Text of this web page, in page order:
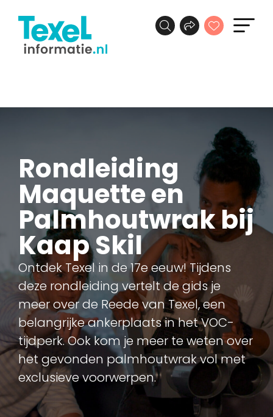
Rondleiding
Maquette en
Palmhoutwrak bij
Kaap Skil
Ontdek Texel in de 17e eeuw! Tijdens
deze rondleiding vertelt de gids je
meer over de Reede van Texel, een
belangrijke ankerplaats in het VOC-
tijdperk. Ook kom je meer te weten over
het gevonden palmhoutwrak vol met
exclusieve voorwerpen.